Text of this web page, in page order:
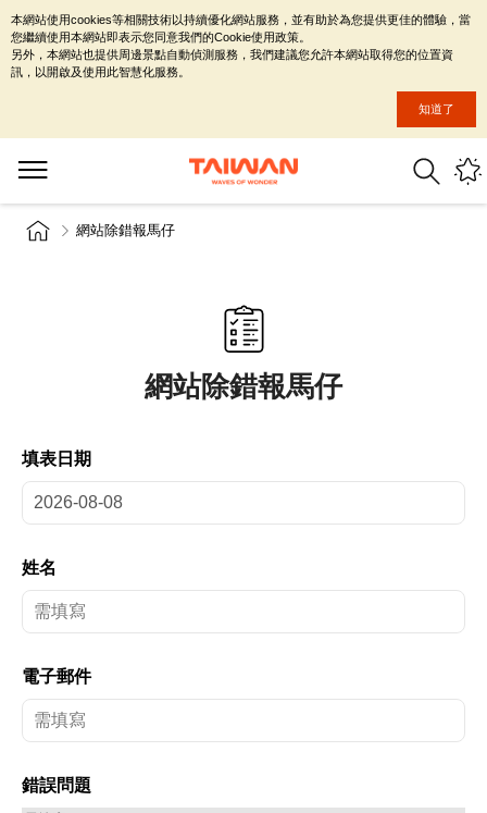
網站除錯報馬仔
網站除錯報馬仔
填表日期
姓名
電子郵件
錯誤問題
本網站使用cookies等相關技術以持續優化網站服務，並有助於為您提供更佳的體驗，當
您繼續使用本網站即表示您同意我們的Cookie使用政策。
另外，本網站也提供周邊景點自動偵測服務，我們建議您允許本網站取得您的位置資
訊，以開啟及使用此智慧化服務。
知道了